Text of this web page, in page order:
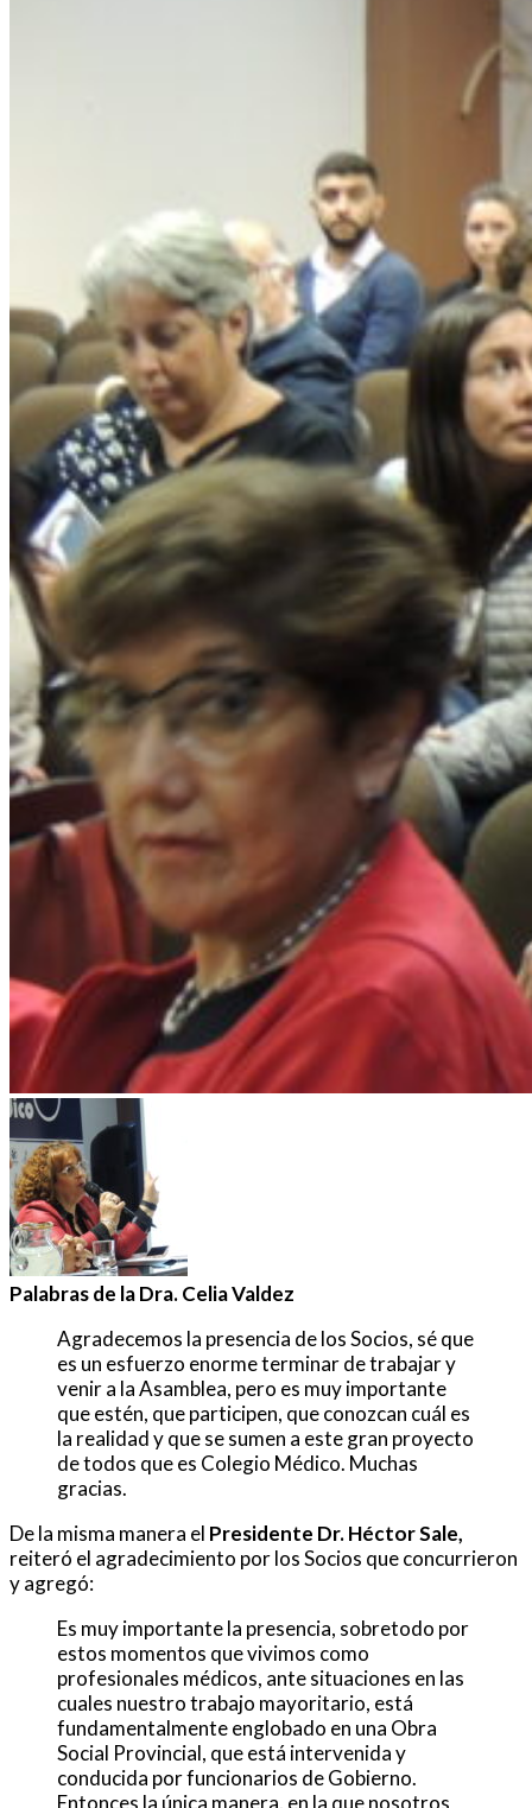
Palabras de la Dra. Celia Valdez
Agradecemos la presencia de los Socios, sé que
es un esfuerzo enorme terminar de trabajar y
venir a la Asamblea, pero es muy importante
que estén, que participen, que conozcan cuál es
la realidad y que se sumen a este gran proyecto
de todos que es Colegio Médico. Muchas
gracias.
De la misma manera el Presidente Dr. Héctor Sale,
reiteró el agradecimiento por los Socios que concurrieron
y agregó:
Es muy importante la presencia, sobretodo por
estos momentos que vivimos como
profesionales médicos, ante situaciones en las
cuales nuestro trabajo mayoritario, está
fundamentalmente englobado en una Obra
Social Provincial, que está intervenida y
conducida por funcionarios de Gobierno.
Entonces la única manera, en la que nosotros